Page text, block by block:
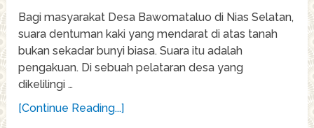
Bagi masyarakat Desa Bawomataluo di Nias Selatan,
suara dentuman kaki yang mendarat di atas tanah
bukan sekadar bunyi biasa. Suara itu adalah
pengakuan. Di sebuah pelataran desa yang
dikelilingi …
[Continue Reading...]